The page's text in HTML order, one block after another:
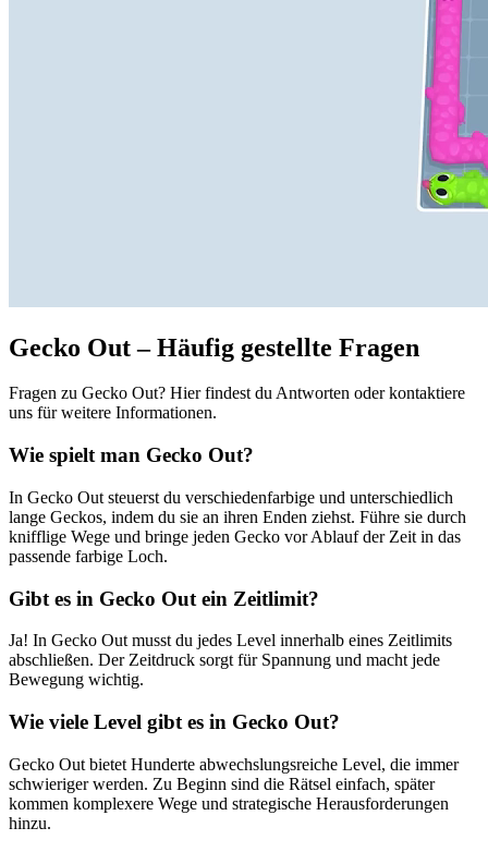
Gecko Out – Häufig gestellte Fragen
Fragen zu Gecko Out? Hier findest du Antworten oder kontaktiere
uns für weitere Informationen.
Wie spielt man Gecko Out?
In Gecko Out steuerst du verschiedenfarbige und unterschiedlich
lange Geckos, indem du sie an ihren Enden ziehst. Führe sie durch
knifflige Wege und bringe jeden Gecko vor Ablauf der Zeit in das
passende farbige Loch.
Gibt es in Gecko Out ein Zeitlimit?
Ja! In Gecko Out musst du jedes Level innerhalb eines Zeitlimits
abschließen. Der Zeitdruck sorgt für Spannung und macht jede
Bewegung wichtig.
Wie viele Level gibt es in Gecko Out?
Gecko Out bietet Hunderte abwechslungsreiche Level, die immer
schwieriger werden. Zu Beginn sind die Rätsel einfach, später
kommen komplexere Wege und strategische Herausforderungen
hinzu.